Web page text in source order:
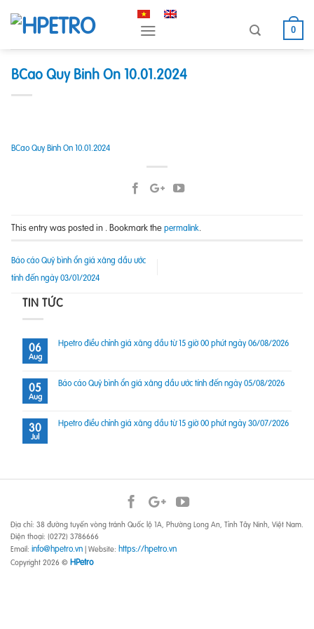
content
0
TIN TỨC
06
Aug
Hpetro điều chỉnh giá xăng dầu từ 15 giờ 00 phút ngày 06/08/2026
05
Aug
Báo cáo Quỹ bình ổn giá xăng dầu ước tính đến ngày 05/08/2026
30
Jul
Hpetro điều chỉnh giá xăng dầu từ 15 giờ 00 phút ngày 30/07/2026
BCao Quy Binh On 10.01.2024
BCao Quy Binh On 10.01.2024
This entry was posted in . Bookmark thepermalink.
Báo cáo Quỹ bình ổn giá xăng dầu ước
tính đến ngày 03/01/2024
Địa chỉ: 38 đường tuyến vòng tránh Quốc lộ 1A, Phường Long An, Tỉnh Tây Ninh, Việt Nam.
Điện thoại: (0272) 3786666
Email: info@hpetro.vn | Website: https://hpetro.vn
Copyright 2026 © HPetro